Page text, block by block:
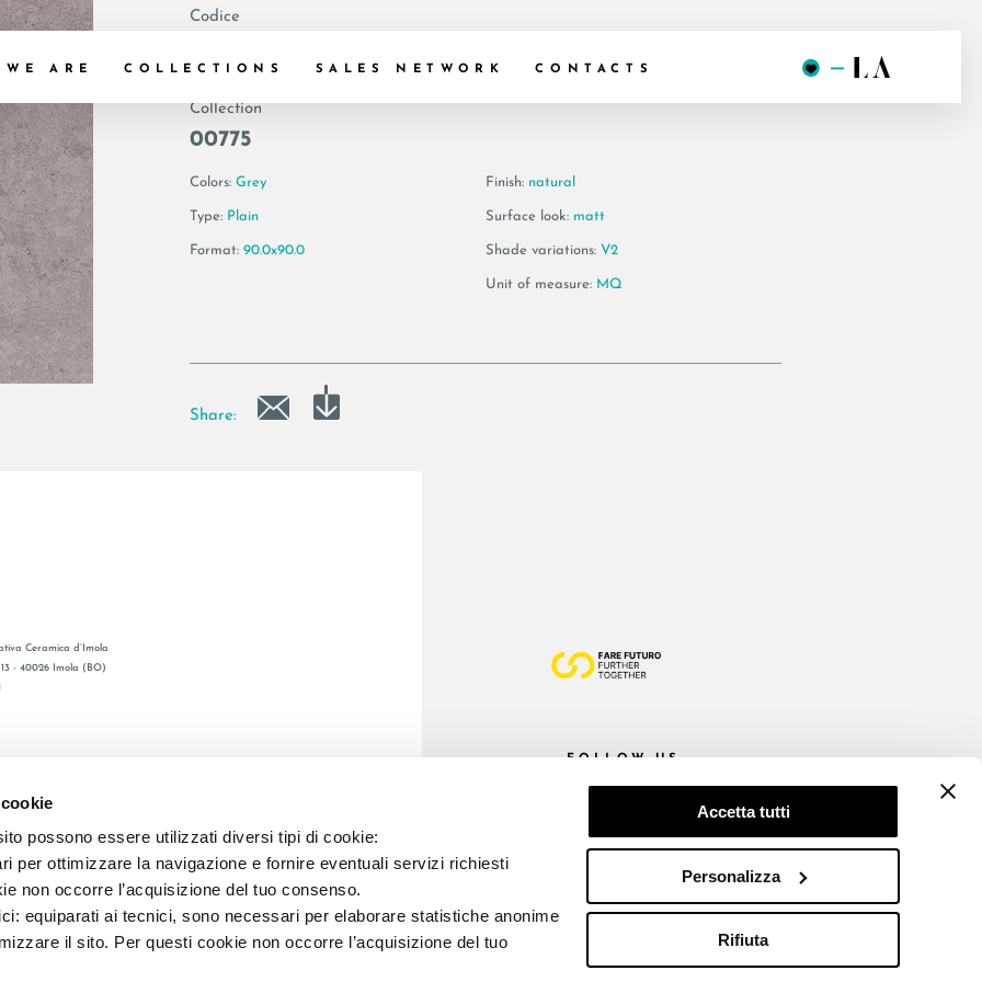
possono essere utilizzati diversi tipi di cookie:
per ottimizzare la navigazione e fornire eventuali servizi richiesti
non occorre l’acquisizione del tuo consenso.
equiparati ai tecnici, sono necessari per elaborare statistiche anonime
il sito. Per questi cookie non occorre l’acquisizione del tuo
Accetta tutti
Personalizza
Rifiuta
WE ARE COLLECTIONS SALES NETWORK CONTACTS
Codice
Collection
00775
Colors: Grey
Type: Plain
Format: 90.0x90.0
Finish: natural
Surface look: matt
Shade variations: V2
Unit of measure: MQ
Share:
Ceramica d’Imola
- 40026 Imola (BO)
FOLLOW US
E REG. IMPR. BO 00286900378 R.E.A. BO 5545